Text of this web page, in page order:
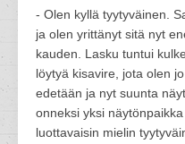
- Olen kyllä tyytyväinen.
ja olen yrittänyt sitä nyt
kauden. Lasku tuntui
löytyä kisavire, jota olen
edetään ja nyt suunta
onneksi yksi
luottavaisin mielin